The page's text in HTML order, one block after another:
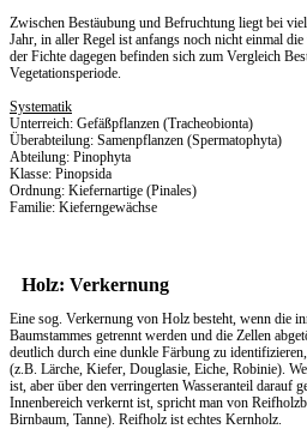
Zwischen Bestäubung und Befruchtung liegt bei
Jahr, in aller Regel ist anfangs noch nicht einmal
der Fichte dagegen befinden sich zum Vergleich
Vegetationsperiode.
Systematik
Unterreich: Gefäßpflanzen (Tracheobionta)
Überabteilung: Samenpflanzen (Spermatophyta)
Abteilung: Pinophyta
Klasse: Pinopsida
Ordnung: Kiefernartige (Pinales)
Familie: Kieferngewächse
Holz: Verkernung
Eine sog. Verkernung von Holz besteht, wenn die
Baumstammes getrennt werden und die Zellen
deutlich durch eine dunkle Färbung zu
(z.B. Lärche, Kiefer, Douglasie, Eiche, Robinie).
ist, aber über den verringerten Wasseranteil darauf
Innenbereich verkernt ist, spricht man von
Birnbaum, Tanne). Reifholz ist echtes Kernholz.